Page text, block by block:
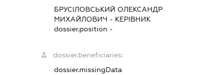
БРУСІЛОВСЬКИЙ ОЛЕКСАНДР
МИХАЙЛОВИЧ - КЕРІВНИК
dossier.position -
dossier.beneficiaries:
dossier.missingData